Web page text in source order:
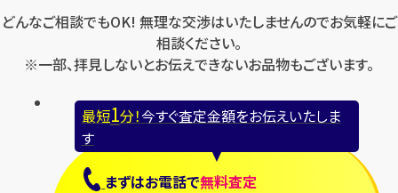
どんなご相談でもOK! 無理な交渉はいたしませんのでお気軽にご
相談ください。
※一部、拝見しないとお伝えできないお品物もございます。
最短1分！今すぐ査定金額をお伝えいたしま
す
まずはお電話で無料査定